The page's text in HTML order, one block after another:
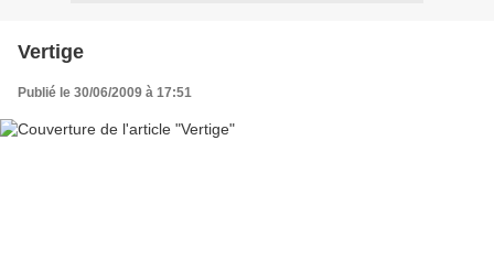
Vertige
Publié le 30/06/2009 à 17:51